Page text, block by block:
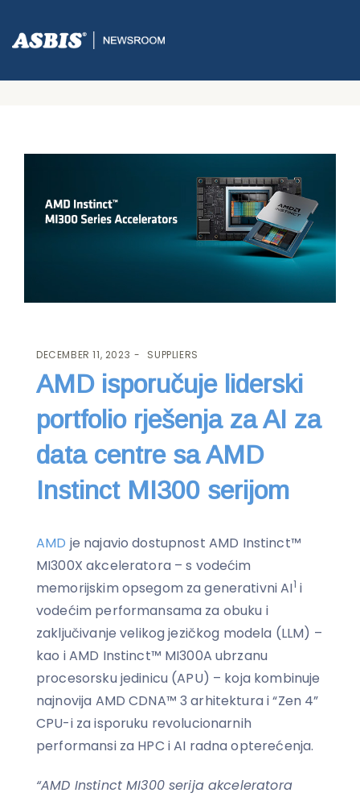
ASBIS.BA>SUPPLIERS> AMD ISPORUČUJE LIDERSKI PORTFOLIO
RJEŠENJA ZA AI ZA DATA CENTRE SA AMD INSTINCT MI300
DECEMBER 11, 2023 SUPPLIERS
AMD isporučuje liderski
portfolio rješenja za AI za
data centre sa AMD
Instinct MI300 serijom
AMD je najavio dostupnost AMD Instinct™
MI300X akceleratora – s vodećim
memorijskim opsegom za generativni AI1 i
vodećim performansama za obuku i
zaključivanje velikog jezičkog modela (LLM) –
kao i AMD Instinct™ MI300A ubrzanu
procesorsku jedinicu (APU) – koja kombinuje
najnovija AMD CDNA™ 3 arhitektura i “Zen 4”
CPU-i za isporuku revolucionarnih
performansi za HPC i AI radna opterećenja.
“AMD Instinct MI300 serija akceleratora